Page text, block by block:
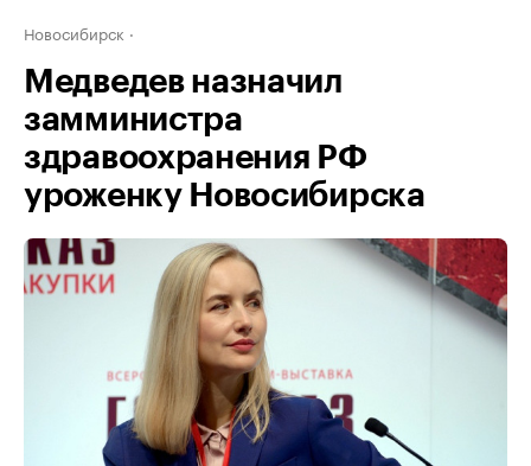
Новосибирск
Медведев назначил
замминистра
здравоохранения РФ
уроженку Новосибирска